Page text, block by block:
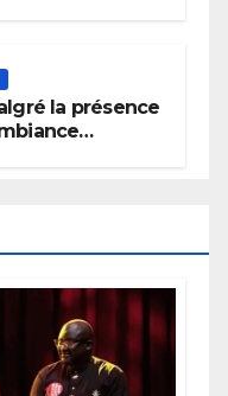
la présence